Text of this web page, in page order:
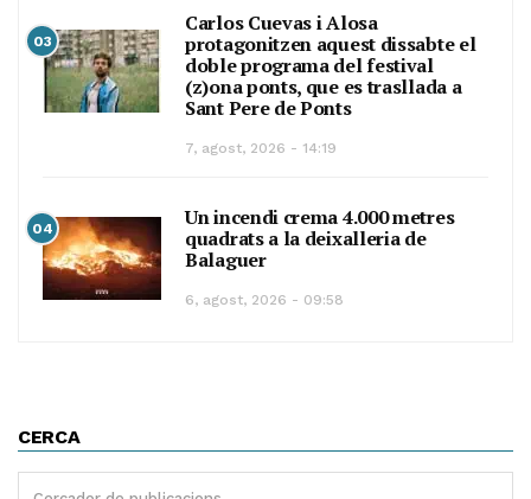
03
Carlos Cuevas i Alosa
protagonitzen aquest dissabte el
doble programa del festival
(z)ona ponts, que es trasllada a
Sant Pere de Ponts
7, agost, 2026 - 14:19
04
Un incendi crema 4.000 metres
quadrats a la deixalleria de
Balaguer
6, agost, 2026 - 09:58
CERCA